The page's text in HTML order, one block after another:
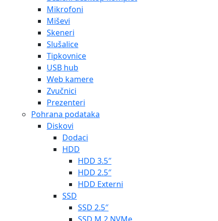
Mikrofoni
Miševi
Skeneri
Slušalice
Tipkovnice
USB hub
Web kamere
Zvučnici
Prezenteri
Pohrana podataka
Diskovi
Dodaci
HDD
HDD 3.5″
HDD 2.5″
HDD Externi
SSD
SSD 2.5″